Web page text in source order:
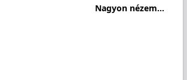
Nagyon nézem...